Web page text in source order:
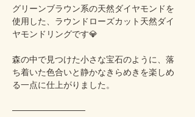
グリーンブラウン系の天然ダイヤモンドを
使用した、ラウンドローズカット天然ダイ
ヤモンドリングです💎
森の中で見つけた小さな宝石のように、落
ち着いた色合いと静かなきらめきを楽しめ
る一点に仕上がりました。
────────────